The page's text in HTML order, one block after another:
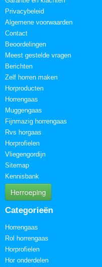
Privacybeleid
Algemene voorwaarden
Contact
Beoordelingen
Meest gestelde vragen
Berichten
Zelf horren maken
Horproducten
Horrengaas
Muggengaas
Fijnmazig horrengaas
Rvs horgaas
Horprofielen
Vliegengordijn
Sitemap
Kennisbank
Herroeping
Categorieën
Horrengaas
Rol horrengaas
Horprofielen
Hor onderdelen